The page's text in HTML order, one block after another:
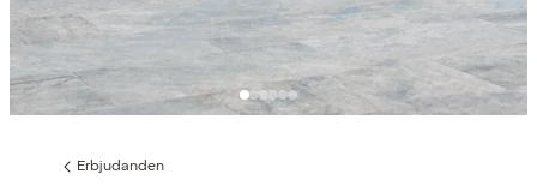
Föregående
Erbjudanden